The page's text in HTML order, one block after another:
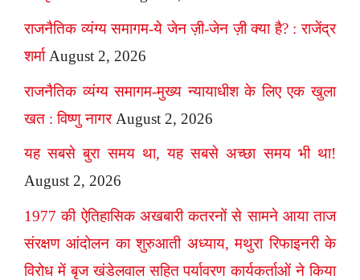
राजनैतिक व्यंग्य समागम-ये जेन ज़ी-जेन ज़ी क्या है? : राजेंद्र
शर्मा August 2, 2026
राजनैतिक व्यंग्य समागम-मुख्य न्यायाधीश के लिए एक खुला
खत : विष्णु नागर August 2, 2026
यह सबसे बुरा समय था, यह सबसे अच्छा समय भी था!
August 2, 2026
1977 की ऐतिहासिक अखबारी कतरनों से सामने आया ताज
संरक्षण आंदोलन का शुरुआती अध्याय, मथुरा रिफाइनरी के
विरोध में बृज खंडेलवाल सहित पर्यावरण कार्यकर्ताओं ने किया